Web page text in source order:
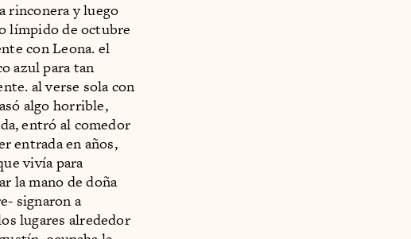
rinconera y luego
límpido de octubre
con Leona. el
azul para tan
al verse sola con
algo horrible,
entró al comedor
entrada en años,
vivía para
la mano de doña
signaron a
lugares alrededor